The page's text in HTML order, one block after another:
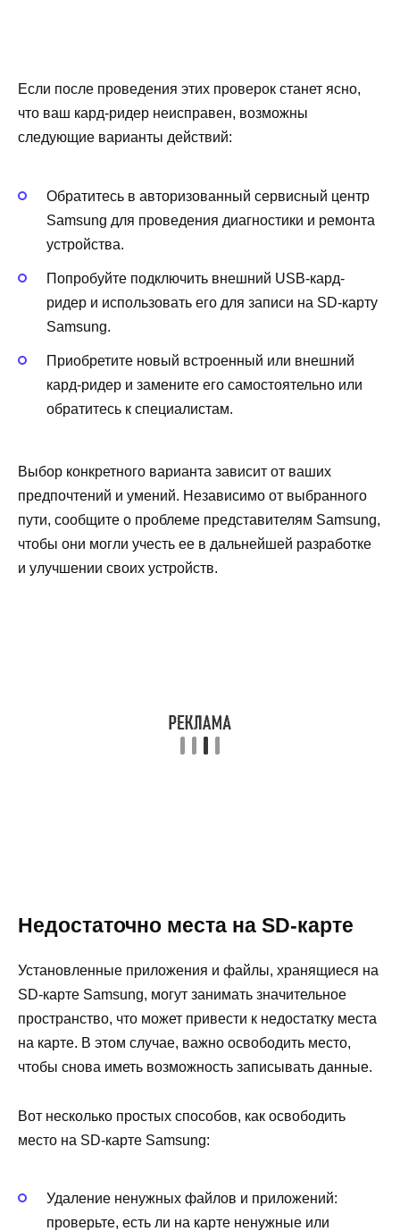
Если после проведения этих проверок станет ясно,
что ваш кард-ридер неисправен, возможны
следующие варианты действий:
Обратитесь в авторизованный сервисный центр
Samsung для проведения диагностики и ремонта
устройства.
Попробуйте подключить внешний USB-кард-
ридер и использовать его для записи на SD-карту
Samsung.
Приобретите новый встроенный или внешний
кард-ридер и замените его самостоятельно или
обратитесь к специалистам.
Выбор конкретного варианта зависит от ваших
предпочтений и умений. Независимо от выбранного
пути, сообщите о проблеме представителям Samsung,
чтобы они могли учесть ее в дальнейшей разработке
и улучшении своих устройств.
Недостаточно места на SD-карте
Установленные приложения и файлы, хранящиеся на
SD-карте Samsung, могут занимать значительное
пространство, что может привести к недостатку места
на карте. В этом случае, важно освободить место,
чтобы снова иметь возможность записывать данные.
Вот несколько простых способов, как освободить
место на SD-карте Samsung:
Удаление ненужных файлов и приложений:
проверьте, есть ли на карте ненужные или